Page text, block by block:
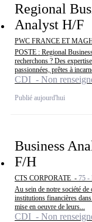
Regional
Analyst H/F
PWC FRANCE ET
POSTE : Regional
recherchons ? Des
passionnées, prêtes à
CDI - Non
Publié aujourd'hui
Business
F/H
CTS CORPORATE - 75 -
Au sein de notre société
institutions financières
mise en oeuvre de leurs...
CDI - Non